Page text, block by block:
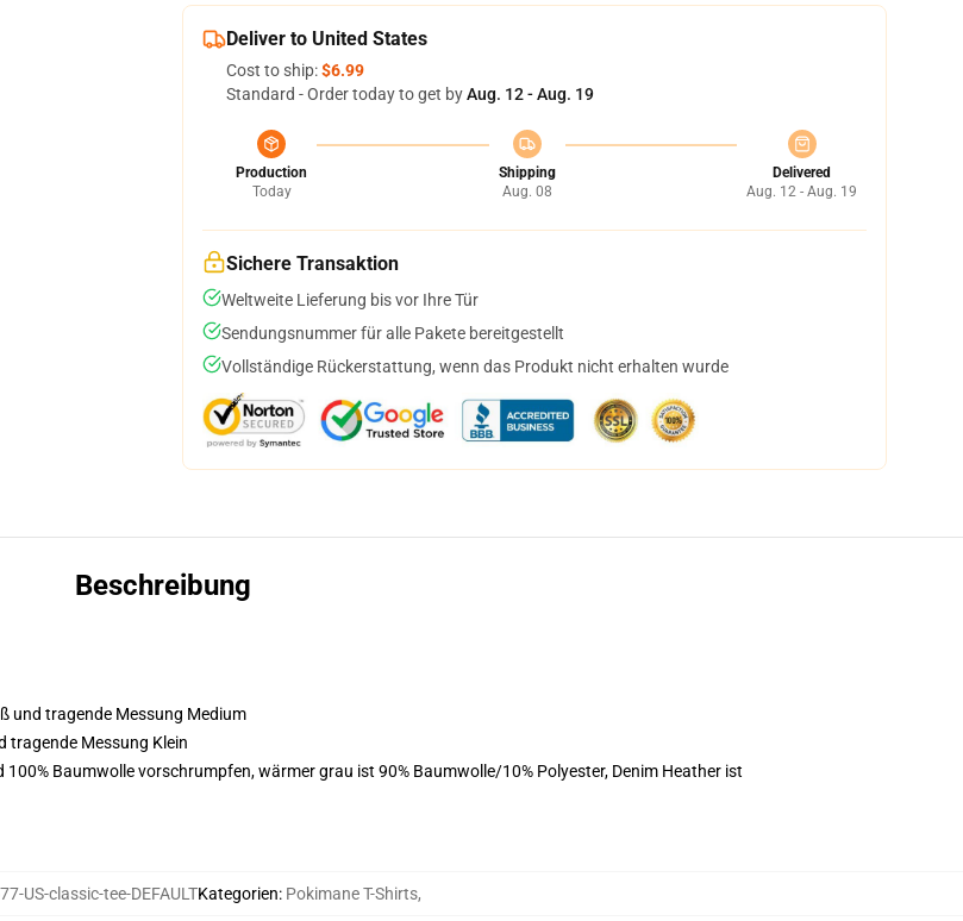
Deliver to United States
Cost to ship:$6.99
Standard - Order today to get byAug. 12 - Aug. 19
Production
Today
Shipping
Aug. 08
Delivered
Aug. 12 - Aug. 19
Sichere Transaktion
Weltweite Lieferung bis vor Ihre Tür
Sendungsnummer für alle Pakete bereitgestellt
Vollständige Rückerstattung, wenn das Produkt nicht erhalten wurde
Beschreibung
und tragende Messung Medium
tragende Messung Klein
Baumwolle vorschrumpfen, wärmer grau ist 90% Baumwolle/10% Polyester, Denim Heather ist
US-classic-tee-DEFAULTKategorien: Pokimane T-Shirts,